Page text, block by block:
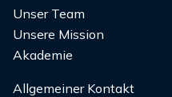
Unser Team
Unsere Mission
Akademie
Allgemeiner Kontakt